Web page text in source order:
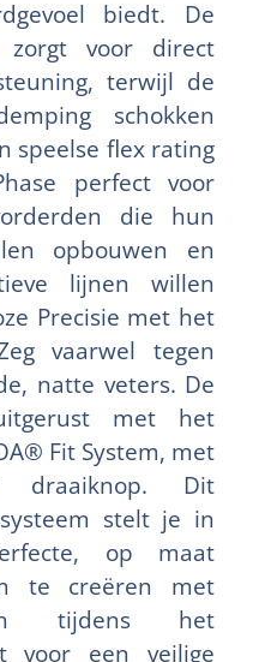
biedt. De
zorgt voor direct
terwijl de
schokken
speelse flex rating
perfect voor
die hun
opbouwen en
lijnen willen
Precisie met het
vaarwel tegen
natte veters. De
met het
Fit System, met
Dit
stelt je in
op maat
te creëren met
tijdens het
voor een veilige